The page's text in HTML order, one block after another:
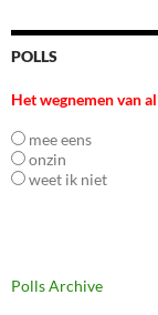
POLLS
Het wegnemen van
mee eens
onzin
weet ik niet
Polls Archive